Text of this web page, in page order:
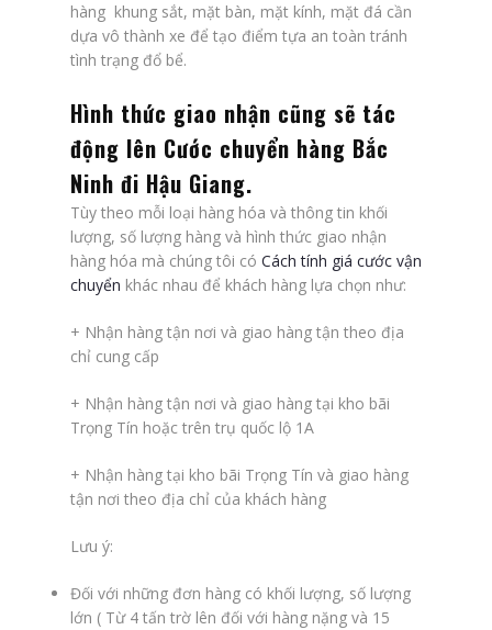
hàng khung sắt, mặt bàn, mặt kính, mặt đá cần
dựa vô thành xe để tạo điểm tựa an toàn tránh
tình trạng đổ bể.
Hình thức giao nhận cũng sẽ tác
động lên Cước chuyển hàng Bắc
Ninh đi Hậu Giang.
Tùy theo mỗi loại hàng hóa và thông tin khối
lượng, số lượng hàng và hình thức giao nhận
hàng hóa mà chúng tôi có Cách tính giá cước vận
chuyển khác nhau để khách hàng lựa chọn như:
+ Nhận hàng tận nơi và giao hàng tận theo địa
chỉ cung cấp
+ Nhận hàng tận nơi và giao hàng tại kho bãi
Trọng Tín hoặc trên trụ quốc lộ 1A
+ Nhận hàng tại kho bãi Trọng Tín và giao hàng
tận nơi theo địa chỉ của khách hàng
Lưu ý:
Đối với những đơn hàng có khối lượng, số lượng
lớn ( Từ 4 tấn trờ lên đối với hàng nặng và 15